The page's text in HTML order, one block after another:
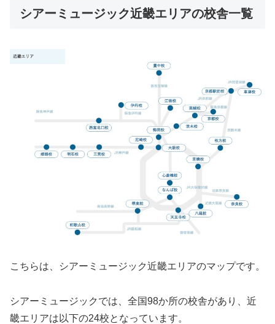
シアーミュージック近畿エリアの校舎一覧
こちらは、シアーミュージック近畿エリアのマップです。
シアーミュージックでは、全国98か所の校舎があり、近
畿エリアは以下の24校となっています。